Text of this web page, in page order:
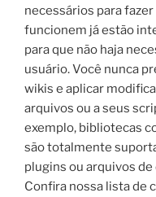
necessários para
funcionem já estão
para que não haja
usuário. Você nunca
wikis e aplicar
arquivos ou a seus
exemplo, bibliotecas
são totalmente
plugins ou arquivos
Confira nossa lista de